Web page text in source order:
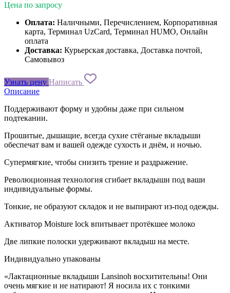
Цена по запросу
Оплата: Наличными, Перечислением, Корпоративная
карта, Терминал UzCard, Терминал HUMO, Онлайн
оплата
Доставка: Курьерская доставка, Доставка почтой,
Самовывоз
Узнать цену Написать
Описание
Поддерживают форму и удобны даже при сильном
подтекании.
Прошитые, дышащие, всегда сухие стёганые вкладыши
обеспечат вам и вашей одежде сухость и днём, и ночью.
Супермягкие, чтобы снизить трение и раздражение.
Революционная технология сгибает вкладыши под ваши
индивидуальные формы.
Тонкие, не образуют складок и не выпирают из-под одежды.
Активатор Moisture lock впитывает протёкшее молоко
Две липкие полоски удерживают вкладыш на месте.
Индивидуально упакованы
«Лактационные вкладыши Lansinoh восхитительны! Они
очень мягкие и не натирают! Я носила их с тонкими